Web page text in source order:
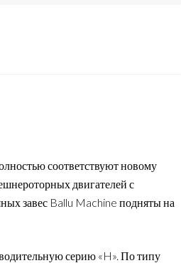
соответствуют новому
двигателей с
завес Ballu Machine подняты на
серию «H». По типу